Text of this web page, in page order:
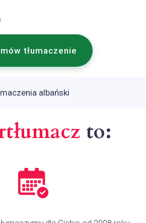
tłumaczenie
albański
to: